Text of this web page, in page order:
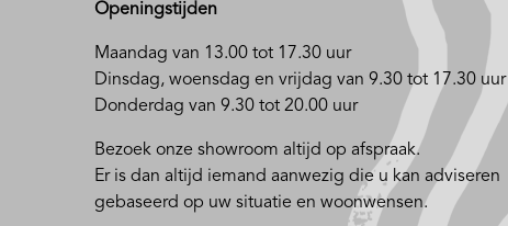
Openingstijden
Maandag van 13.00 tot 17.30 uur
Dinsdag, woensdag en vrijdag van 9.30 tot 17.30 uur
Donderdag van 9.30 tot 20.00 uur
Bezoek onze showroom altijd op afspraak.
Er is dan altijd iemand aanwezig die u kan adviseren
gebaseerd op uw situatie en woonwensen.